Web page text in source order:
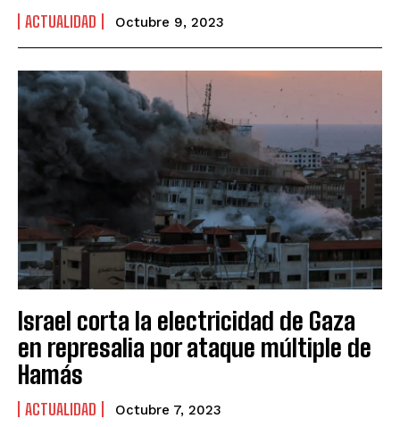
ACTUALIDAD Octubre 9, 2023
Israel corta la electricidad de Gaza
en represalia por ataque múltiple de
Hamás
ACTUALIDAD Octubre 7, 2023